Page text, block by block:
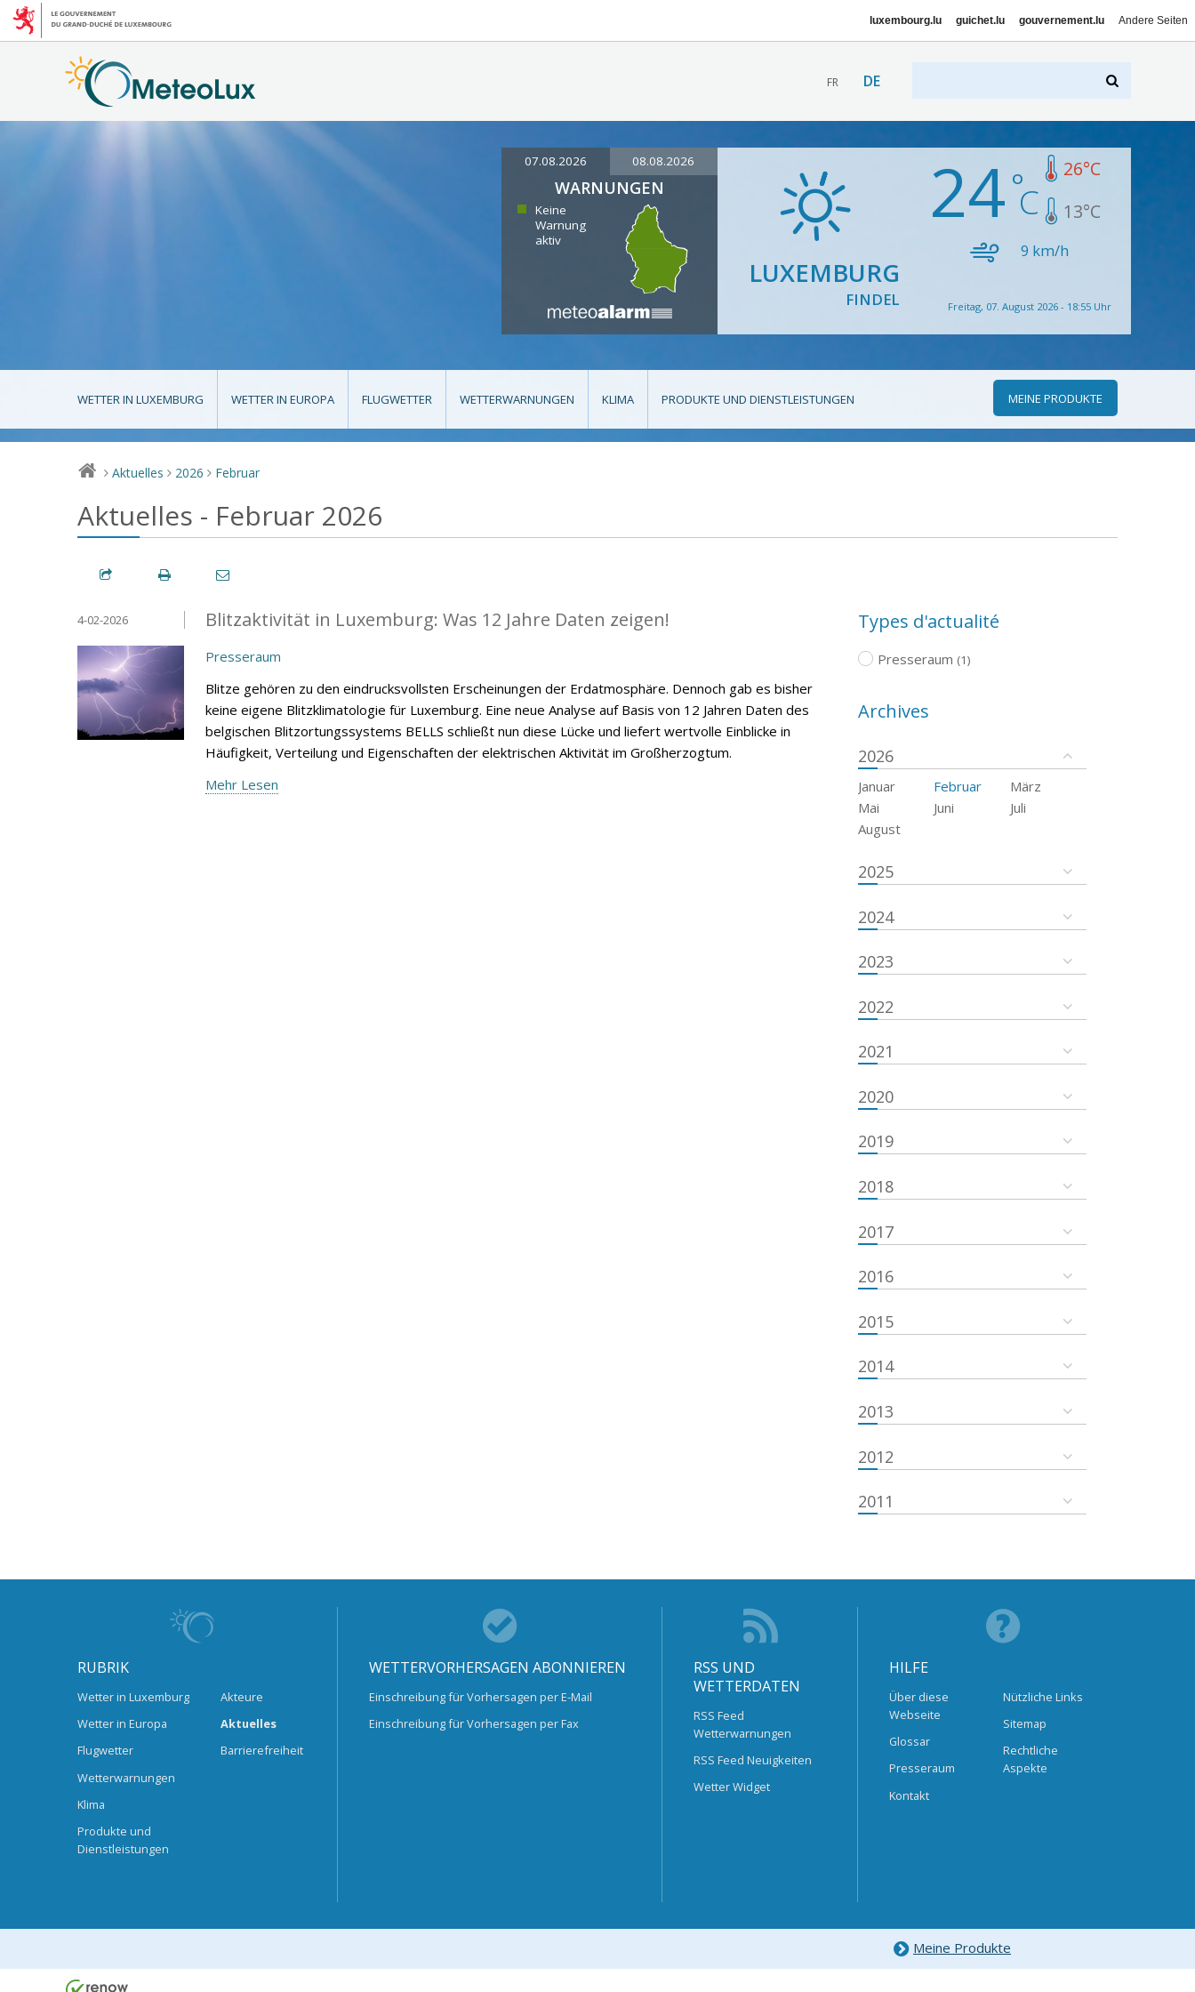
luxembourg.lu guichet.lu gouvernement.lu Andere Seiten
FR DE
07.08.2026 08.08.2026
WARNUNGEN
Keine
Warnung
aktiv
LUXEMBURG
FINDEL
24 26°C
13°C
9 km/h
Freitag, 07. August 2026 - 18:55 Uhr
WETTER IN LUXEMBURG WETTER IN EUROPA FLUGWETTER WETTERWARNUNGEN KLIMA PRODUKTE UND DIENSTLEISTUNGEN MEINE PRODUKTE
> Aktuelles > 2026 > Februar
Aktuelles - Februar 2026
Blitzaktivität in Luxemburg: Was 12 Jahre Daten zeigen!
4-02-2026
Presseraum
Blitze gehören zu den eindrucksvollsten Erscheinungen der Erdatmosphäre. Dennoch gab es bisher
keine eigene Blitzklimatologie für Luxemburg. Eine neue Analyse auf Basis von 12 Jahren Daten des
belgischen Blitzortungssystems BELLS schließt nun diese Lücke und liefert wertvolle Einblicke in
Häufigkeit, Verteilung und Eigenschaften der elektrischen Aktivität im Großherzogtum.
Mehr Lesen
Types d'actualité
Presseraum (1)
Archives
2026
Januar Februar
März
Mai
Juni
Juli
August
2025
2024
2023
2022
2021
2020
2019
2018
2017
2016
2015
2014
2013
2012
2011
RUBRIK
Wetter in Luxemburg
Wetter in Europa
Flugwetter
Wetterwarnungen
Klima
Produkte und
Dienstleistungen
Akteure
Aktuelles
Barrierefreiheit
WETTERVORHERSAGEN ABONNIEREN
Einschreibung für Vorhersagen per E-Mail
Einschreibung für Vorhersagen per Fax
RSS UND
WETTERDATEN
RSS Feed
Wetterwarnungen
RSS Feed Neuigkeiten
Wetter Widget
HILFE
Über diese
Webseite
Glossar
Presseraum
Kontakt
Nützliche Links
Sitemap
Rechtliche
Aspekte
Meine Produkte